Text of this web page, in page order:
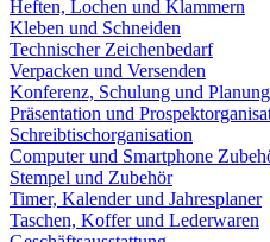
Heften, Lochen und Klammern
Kleben und Schneiden
Technischer Zeichenbedarf
Verpacken und Versenden
Konferenz, Schulung und Planung
Präsentation und
Schreibtischorganisation
Computer und Smartphone
Stempel und Zubehör
Timer, Kalender und Jahresplaner
Taschen, Koffer und Lederwaren